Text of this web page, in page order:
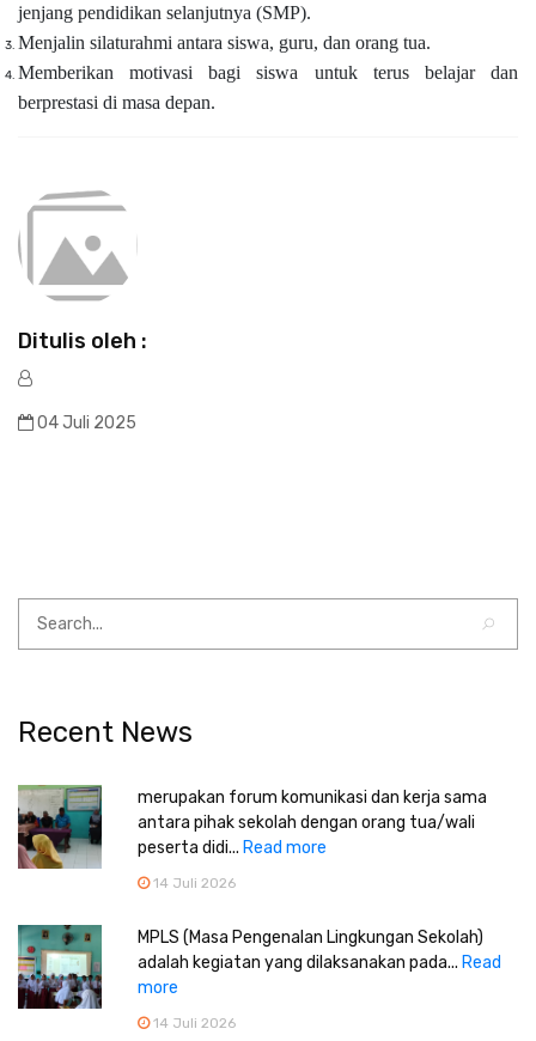
jenjang pendidikan selanjutnya (SMP).
Menjalin silaturahmi antara siswa, guru, dan orang tua.
Memberikan motivasi bagi siswa untuk terus belajar dan
berprestasi di masa depan.
Ditulis oleh :
04 Juli 2025
Recent News
merupakan forum komunikasi dan kerja sama
antara pihak sekolah dengan orang tua/wali
peserta didi... Read more
14 Juli 2026
MPLS (Masa Pengenalan Lingkungan Sekolah)
adalah kegiatan yang dilaksanakan pada... Read
more
14 Juli 2026